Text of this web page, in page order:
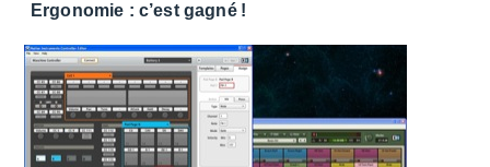
Ergo­no­mie : c’est gagné !